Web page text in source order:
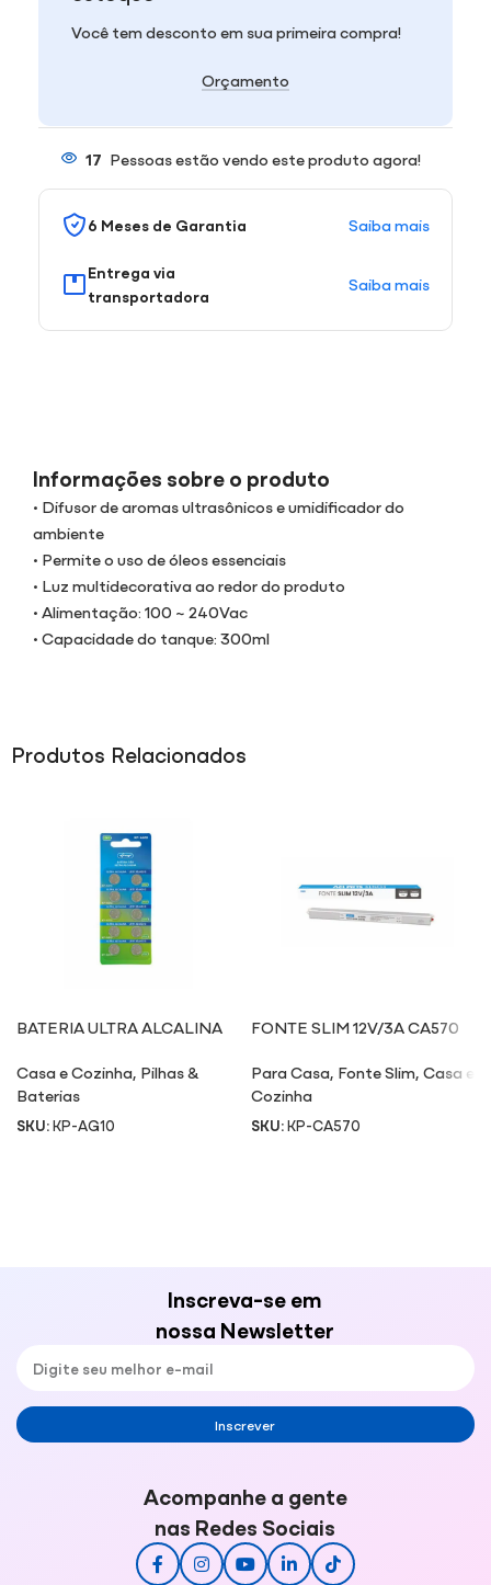
Você tem desconto em sua primeira compra!
Orçamento
17 Pessoas estão vendo este produto agora!
6 Meses de Garantia Saiba mais
Entrega via
transportadora
Saiba mais
Informações sobre o produto
• Difusor de aromas ultrasônicos e umidificador do
ambiente
• Permite o uso de óleos essenciais
• Luz multidecorativa ao redor do produto
• Alimentação: 100 ~ 240Vac
• Capacidade do tanque: 300ml
Produtos Relacionados
BATERIA ULTRA ALCALINA
Casa e Cozinha, Pilhas &
Baterias
SKU:KP-AG10
FONTE SLIM 12V/3A CA570
Para Casa, Fonte Slim,Casa e
Cozinha
SKU:KP-CA570
Inscreva-se em
nossa Newsletter
Inscrever
Acompanhe a gente
nas Redes Sociais